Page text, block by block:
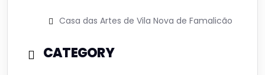
Casa das Artes de Vila Nova de Famalicão
CATEGORY